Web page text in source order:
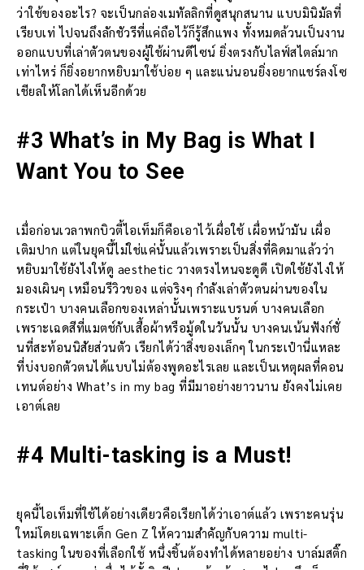
ว่าใช้ของอะไร? จะเป็นกล่องเมทัลลิกที่ดูสนุกสนาน แบบมินิมัลที่
เรียบเท่ ไปจนถึงลักชัวรีที่แค่ถือไว้ก็รู้สึกแพง ทั้งหมดล้วนเป็นงาน
ออกแบบที่เล่าตัวตนของผู้ใช้ผ่านดีไซน์ ยิ่งตรงกับไลฟ์สไตล์มาก
เท่าไหร่ ก็ยิ่งอยากหยิบมาใช้บ่อย ๆ และแน่นอนยิ่งอยากแชร์ลงโซ
เชียลให้โลกได้เห็นอีกด้วย
#3 What’s in My Bag is What I
Want You to See
เมื่อก่อนเวลาพกบิวตี้ไอเท็มก็คือเอาไว้เผื่อใช้ เผื่อหน้ามัน เผื่อ
เติมปาก แต่ในยุคนี้ไม่ใช่แค่นั้นแล้วเพราะเป็นสิ่งที่คิดมาแล้วว่า
หยิบมาใช้ยังไงให้ดู aesthetic วางตรงไหนจะดูดี เปิดใช้ยังไงให้
มองเผินๆ เหมือนรีวิวของ แต่จริงๆ กำลังเล่าตัวตนผ่านของใน
กระเป๋า บางคนเลือกของเหล่านั้นเพราะแบรนด์ บางคนเลือก
เพราะเฉดสีที่แมตช์กับเสื้อผ้าหรือมู้ดในวันนั้น บางคนเน้นฟังก์ชั่
นที่สะท้อนนิสัยส่วนตัว เรียกได้ว่าสิ่งของเล็กๆ ในกระเป๋านี่แหละ
ที่บ่งบอกตัวตนได้แบบไม่ต้องพูดอะไรเลย และเป็นเหตุผลที่คอน
เทนต์อย่าง What’s in my bag ที่มีมาอย่างยาวนาน ยังคงไม่เคย
เอาต์เลย
#4 Multi-tasking is a Must!
ยุคนี้ไอเท็มที่ใช้ได้อย่างเดียวคือเรียกได้ว่าเอาต์แล้ว เพราะคนรุ่น
ใหม่โดยเฉพาะเด็ก Gen Z ให้ความสำคัญกับความ multi-
tasking ในของที่เลือกใช้ หนึ่งชิ้นต้องทำได้หลายอย่าง บาล์มสติ๊ก